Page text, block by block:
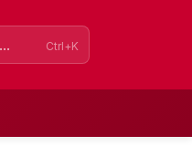
Ctrl+K